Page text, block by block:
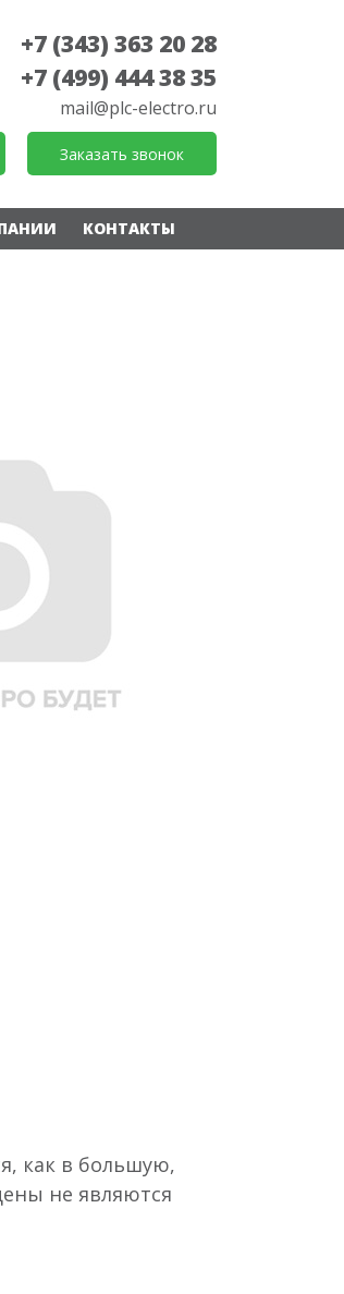
+7 (343) 363 20 28
+7 (499) 444 38 35
mail@plc-electro.ru
Заказать звонок
КОНТАКТЫ
как в большую,
не являются